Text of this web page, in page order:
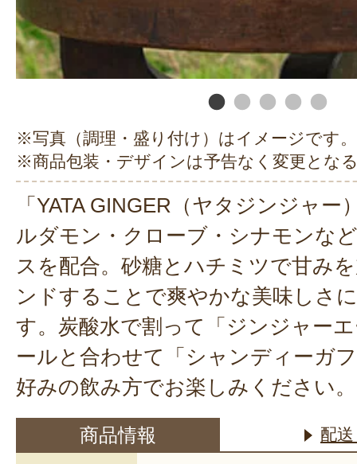
※写真（調理・盛り付け）はイメージです。
※商品包装・デザインは予告なく変更とな
「YATA GINGER（ヤタジンジャー
ルダモン・クローブ・シナモンな
スを配合。砂糖とハチミツで甘み
ンドすることで爽やかな美味しさ
す。炭酸水で割って「ジンジャー
ールと合わせて「シャンディーガ
好みの飲み方でお楽しみください。
商品情報 配